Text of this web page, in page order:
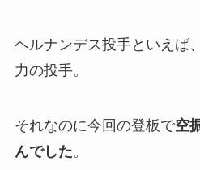
ヘルナンデス投手といえば、
力の投手。
それなのに今回の登板で空
んでした。